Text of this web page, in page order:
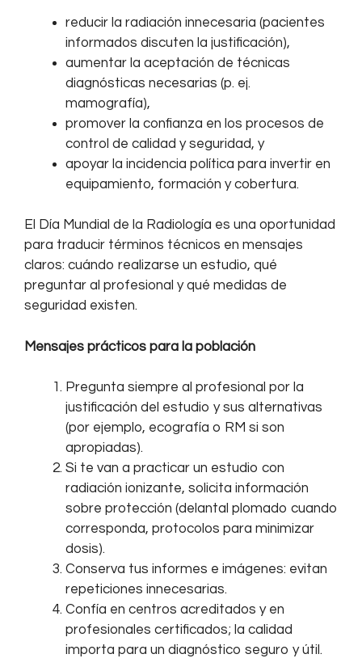
reducir la radiación innecesaria (pacientes
informados discuten la justificación),
aumentar la aceptación de técnicas
diagnósticas necesarias (p. ej.
mamografía),
promover la confianza en los procesos de
control de calidad y seguridad, y
apoyar la incidencia política para invertir en
equipamiento, formación y cobertura.
El Día Mundial de la Radiología es una oportunidad
para traducir términos técnicos en mensajes
claros: cuándo realizarse un estudio, qué
preguntar al profesional y qué medidas de
seguridad existen.
Mensajes prácticos para la población
Pregunta siempre al profesional por la
justificación del estudio y sus alternativas
(por ejemplo, ecografía o RM si son
apropiadas).
Si te van a practicar un estudio con
radiación ionizante, solicita información
sobre protección (delantal plomado cuando
corresponda, protocolos para minimizar
dosis).
Conserva tus informes e imágenes: evitan
repeticiones innecesarias.
Confía en centros acreditados y en
profesionales certificados; la calidad
importa para un diagnóstico seguro y útil.